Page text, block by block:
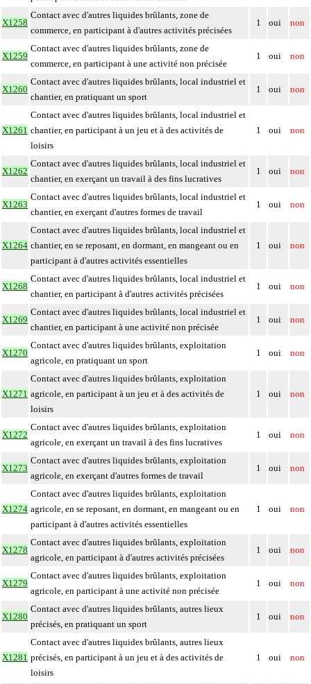
X1258
Contact avec d'autres liquides brûlants, zone de
commerce, en participant à d'autres activités précisées
1 oui non
X1259
Contact avec d'autres liquides brûlants, zone de
commerce, en participant à une activité non précisée
1 oui non
X1260
Contact avec d'autres liquides brûlants, local industriel et
chantier, en pratiquant un sport
1 oui non
X1261
Contact avec d'autres liquides brûlants, local industriel et
chantier, en participant à un jeu et à des activités de
loisirs
1 oui non
X1262
Contact avec d'autres liquides brûlants, local industriel et
chantier, en exerçant un travail à des fins lucratives
1 oui non
X1263
Contact avec d'autres liquides brûlants, local industriel et
chantier, en exerçant d'autres formes de travail
1 oui non
X1264
Contact avec d'autres liquides brûlants, local industriel et
chantier, en se reposant, en dormant, en mangeant ou en
participant à d'autres activités essentielles
1 oui non
X1268
Contact avec d'autres liquides brûlants, local industriel et
chantier, en participant à d'autres activités précisées
1 oui non
X1269
Contact avec d'autres liquides brûlants, local industriel et
chantier, en participant à une activité non précisée
1 oui non
X1270
Contact avec d'autres liquides brûlants, exploitation
agricole, en pratiquant un sport
1 oui non
X1271
Contact avec d'autres liquides brûlants, exploitation
agricole, en participant à un jeu et à des activités de
loisirs
1 oui non
X1272
Contact avec d'autres liquides brûlants, exploitation
agricole, en exerçant un travail à des fins lucratives
1 oui non
X1273
Contact avec d'autres liquides brûlants, exploitation
agricole, en exerçant d'autres formes de travail
1 oui non
X1274
Contact avec d'autres liquides brûlants, exploitation
agricole, en se reposant, en dormant, en mangeant ou en
participant à d'autres activités essentielles
1 oui non
X1278
Contact avec d'autres liquides brûlants, exploitation
agricole, en participant à d'autres activités précisées
1 oui non
X1279
Contact avec d'autres liquides brûlants, exploitation
agricole, en participant à une activité non précisée
1 oui non
X1280
Contact avec d'autres liquides brûlants, autres lieux
précisés, en pratiquant un sport
1 oui non
X1281
Contact avec d'autres liquides brûlants, autres lieux
précisés, en participant à un jeu et à des activités de
loisirs
1 oui non